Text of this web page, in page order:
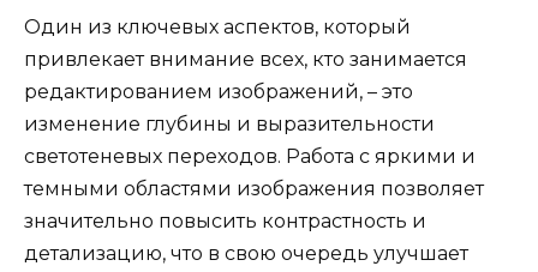
Один из ключевых аспектов, который
привлекает внимание всех, кто занимается
редактированием изображений, – это
изменение глубины и выразительности
светотеневых переходов. Работа с яркими и
темными областями изображения позволяет
значительно повысить контрастность и
детализацию, что в свою очередь улучшает